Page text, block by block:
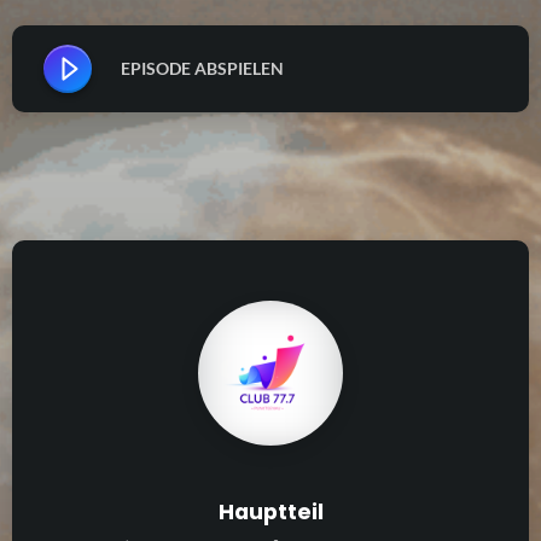
EPISODE ABSPIELEN
Hauptteil